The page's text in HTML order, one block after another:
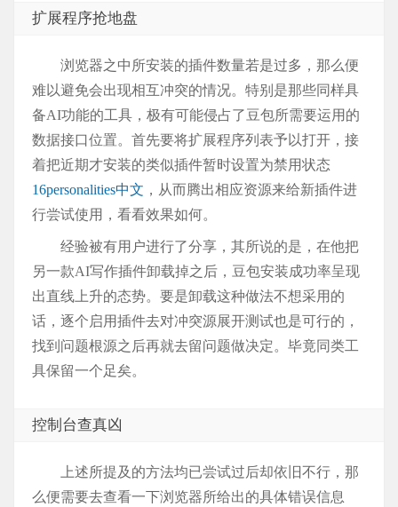
扩展程序抢地盘
浏览器之中所安装的插件数量若是过多，那么便
难以避免会出现相互冲突的情况。特别是那些同样具
备AI功能的工具，极有可能侵占了豆包所需要运用的
数据接口位置。首先要将扩展程序列表予以打开，接
着把近期才安装的类似插件暂时设置为禁用状态
16personalities中文 ，从而腾出相应资源来给新插件进
行尝试使用，看看效果如何。
经验被有用户进行了分享，其所说的是，在他把
另一款AI写作插件卸载掉之后，豆包安装成功率呈现
出直线上升的态势。要是卸载这种做法不想采用的
话，逐个启用插件去对冲突源展开测试也是可行的，
找到问题根源之后再就去留问题做决定。毕竟同类工
具保留一个足矣。
控制台查真凶
上述所提及的方法均已尝试过后却依旧不行，那
么便需要去查看一下浏览器所给出的具体错误信息